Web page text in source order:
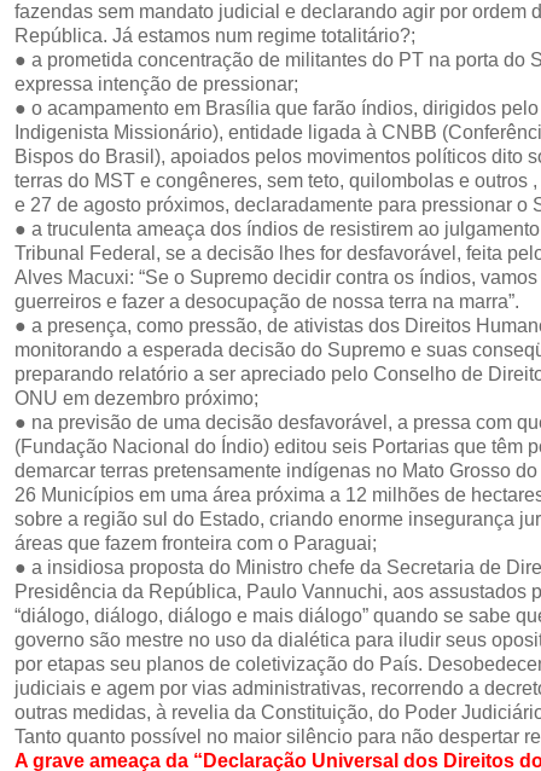
fazendas sem mandato judicial e declarando agir por ordem
República. Já estamos num regime totalitário?;
● a prometida concentração de militantes do PT na porta do
expressa intenção de pressionar;
● o acampamento em Brasília que farão índios, dirigidos
Indigenista Missionário), entidade ligada à CNBB
Bispos do Brasil), apoiados pelos movimentos políticos dito
terras do MST e congêneres, sem teto, quilombolas e outros
e 27 de agosto próximos, declaradamente para pressionar o
● a truculenta ameaça dos índios de resistirem ao
Tribunal Federal, se a decisão lhes for desfavorável, feita
Alves Macuxi: “Se o Supremo decidir contra os índios,
guerreiros e fazer a desocupação de nossa terra na marra”.
● a presença, como pressão, de ativistas dos Direitos
monitorando a esperada decisão do Supremo e suas
preparando relatório a ser apreciado pelo Conselho de
ONU em dezembro próximo;
● na previsão de uma decisão desfavorável, a pressa com
(Fundação Nacional do Índio) editou seis Portarias que têm
demarcar terras pretensamente indígenas no Mato Grosso
26 Municípios em uma área próxima a 12 milhões de
sobre a região sul do Estado, criando enorme insegurança
áreas que fazem fronteira com o Paraguai;
● a insidiosa proposta do Ministro chefe da Secretaria de
Presidência da República, Paulo Vannuchi, aos assustados
“diálogo, diálogo, diálogo e mais diálogo” quando se sabe
governo são mestre no uso da dialética para iludir seus
por etapas seu planos de coletivização do País.
judiciais e agem por vias administrativas, recorrendo a
outras medidas, à revelia da Constituição, do Poder
Tanto quanto possível no maior silêncio para não despertar
A grave ameaça da “Declaração Universal dos Direitos